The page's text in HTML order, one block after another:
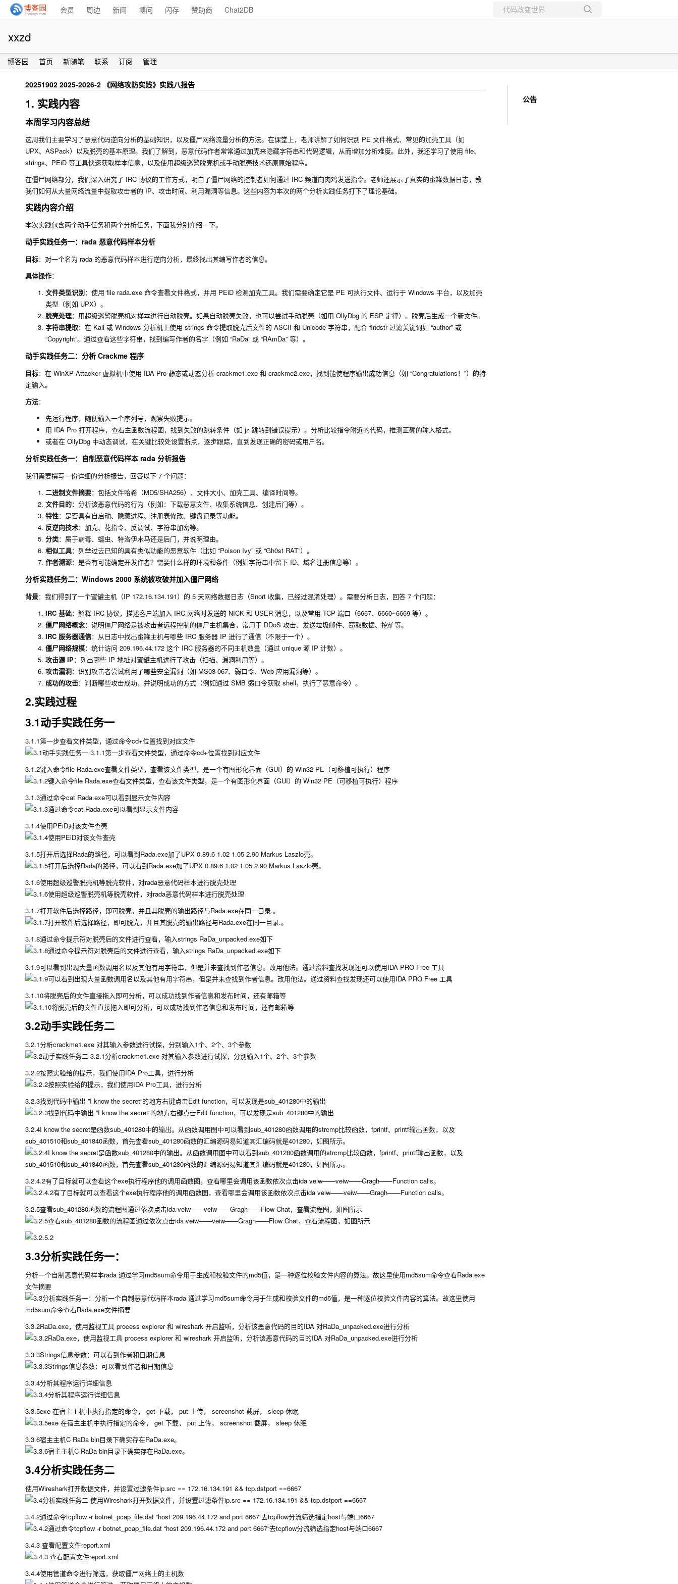
会员 周边 新闻 博问 闪存 赞助商 Chat2DB
xxzd
博客园 首页 新随笔 联系 订阅 管理
20251902 2025-2026-2 《网络攻防实践》实践八报告
1. 实践内容
本周学习内容总结
这周我们主要学习了恶意代码逆向分析的基础知识，以及僵尸网络流量分析的方法。在课堂上，老师讲解了如何识别 PE 文件格式、常见的加壳工具（如
UPX、ASPack）以及脱壳的基本原理。我们了解到，恶意代码作者常常通过加壳来隐藏字符串和代码逻辑，从而增加分析难度。此外，我还学习了使用 file、
strings、PEiD 等工具快速获取样本信息，以及使用超级巡警脱壳机或手动脱壳技术还原原始程序。
在僵尸网络部分，我们深入研究了 IRC 协议的工作方式，明白了僵尸网络的控制者如何通过 IRC 频道向肉鸡发送指令。老师还展示了真实的蜜罐数据日志，教
我们如何从大量网络流量中提取攻击者的 IP、攻击时间、利用漏洞等信息。这些内容为本次的两个分析实践任务打下了理论基础。
实践内容介绍
本次实践包含两个动手任务和两个分析任务，下面我分别介绍一下。
动手实践任务一：rada 恶意代码样本分析
目标：对一个名为 rada 的恶意代码样本进行逆向分析，最终找出其编写作者的信息。
具体操作：
文件类型识别：使用 file rada.exe 命令查看文件格式，并用 PEiD 检测加壳工具。我们需要确定它是 PE 可执行文件、运行于 Windows 平台，以及加壳
类型（例如 UPX）。
脱壳处理：用超级巡警脱壳机对样本进行自动脱壳。如果自动脱壳失败，也可以尝试手动脱壳（如用 OllyDbg 的 ESP 定律）。脱壳后生成一个新文件。
字符串提取：在 Kali 或 Windows 分析机上使用 strings 命令提取脱壳后文件的 ASCII 和 Unicode 字符串，配合 findstr过滤关键词如 “author” 或
“Copyright”。通过查看这些字符串，找到编写作者的名字（例如 “RaDa” 或 “RAmDa” 等）。
动手实践任务二：分析 Crackme 程序
目标：在 WinXP Attacker 虚拟机中使用 IDA Pro 静态或动态分析 crackme1.exe 和 crackme2.exe，找到能使程序输出成功信息（如 “Congratulations！”）的特
定输入。
方法：
先运行程序，随便输入一个序列号，观察失败提示。
用 IDA Pro 打开程序，查看主函数流程图，找到失败的跳转条件（如 jz 跳转到错误提示）。分析比较指令附近的代码，推测正确的输入格式。
或者在 OllyDbg 中动态调试，在关键比较处设置断点，逐步跟踪，直到发现正确的密码或用户名。
分析实践任务一：自制恶意代码样本 rada 分析报告
我们需要撰写一份详细的分析报告，回答以下 7 个问题：
二进制文件摘要：包括文件哈希（MD5/SHA256）、文件大小、加壳工具、编译时间等。
文件目的：分析该恶意代码的行为（例如：下载恶意文件、收集系统信息、创建后门等）。
特性：是否具有自启动、隐藏进程、注册表修改、键盘记录等功能。
反逆向技术：加壳、花指令、反调试、字符串加密等。
分类：属于病毒、蠕虫、特洛伊木马还是后门，并说明理由。
相似工具：列举过去已知的具有类似功能的恶意软件（比如 “Poison Ivy” 或 “Gh0st RAT”）。
作者溯源：是否有可能确定开发作者？需要什么样的环境和条件（例如字符串中留下 ID、域名注册信息等）。
分析实践任务二：Windows 2000 系统被攻破并加入僵尸网络
背景：我们得到了一个蜜罐主机（IP 172.16.134.191）的 5 天网络数据日志（Snort 收集，已经过混淆处理）。需要分析日志，回答 7 个问题：
IRC 基础：解释 IRC 协议，描述客户端加入 IRC 网络时发送的 NICK 和 USER 消息，以及常用 TCP 端口（6667、6660~6669 等）。
僵尸网络概念：说明僵尸网络是被攻击者远程控制的僵尸主机集合，常用于 DDoS 攻击、发送垃圾邮件、窃取数据、挖矿等。
IRC 服务器通信：从日志中找出蜜罐主机与哪些 IRC 服务器 IP 进行了通信（不限于一个）。
僵尸网络规模：统计访问 209.196.44.172 这个 IRC 服务器的不同主机数量（通过 unique 源 IP 计数）。
攻击源 IP：列出哪些 IP 地址对蜜罐主机进行了攻击（扫描、漏洞利用等）。
攻击漏洞：识别攻击者尝试利用了哪些安全漏洞（如 MS08-067、弱口令、Web 应用漏洞等）。
成功的攻击：判断哪些攻击成功，并说明成功的方式（例如通过 SMB 弱口令获取 shell，执行了恶意命令）。
2.实践过程
3.1动手实践任务一
3.1.1第一步查看文件类型，通过命令cd+位置找到对应文件
3.1.2键入命令file Rada.exe查看文件类型，查看该文件类型，是一个有图形化界面（GUI）的 Win32 PE（可移植可执行）程序
3.1.3通过命令cat Rada.exe可以看到显示文件内容
3.1.4使用PEiD对该文件查壳
3.1.5打开后选择Rada的路径，可以看到Rada.exe加了UPX 0.89.6 1.02 1.05 2.90 Markus Laszlo壳。
3.1.6使用超级巡警脱壳机等脱壳软件，对rada恶意代码样本进行脱壳处理
3.1.7打开软件后选择路径，即可脱壳，并且其脱壳的输出路径与Rada.exe在同一目录.。
3.1.8通过命令提示符对脱壳后的文件进行查看，输入strings RaDa_unpacked.exe如下
3.1.9可以看到出现大量函数调用名以及其他有用字符串，但是并未查找到作者信息。改用他法。通过资料查找发现还可以使用IDA PRO Free 工具
3.1.10将脱壳后的文件直接拖入即可分析，可以成功找到作者信息和发布时间，还有邮箱等
3.2动手实践任务二
3.2.1分析crackme1.exe 对其输入参数进行试探，分别输入1个、2个、3个参数
3.2.2按照实验给的提示，我们使用IDA Pro工具，进行分析
3.2.3找到代码中输出 ”I know the secret“的地方右键点击Edit function，可以发现是sub_401280中的输出
3.2.4I know the secret是函数sub_401280中的输出。从函数调用图中可以看到sub_401280函数调用的strcmp比较函数，fprintf、printf输出函数，以及
sub_401510和sub_401840函数，首先查看sub_401280函数的汇编源码易知道其汇编码就是401280，如图所示。
3.2.4.2有了目标就可以查看这个exe执行程序他的调用函数图，查看哪里会调用该函数依次点击ida veiw——veiw——Gragh——Function calls。
3.2.5查看sub_401280函数的流程图通过依次点击ida veiw——veiw——Gragh——Flow Chat，查看流程图，如图所示
3.3分析实践任务一：
分析一个自制恶意代码样本rada 通过学习md5sum命令用于生成和校验文件的md5值，是一种逐位校验文件内容的算法。故这里使用md5sum命令查看Rada.exe
文件摘要
3.3.2RaDa.exe，使用监视工具 process explorer 和 wireshark 开启监听，分析该恶意代码的目的IDA 对RaDa_unpacked.exe进行分析
3.3.3Strings信息参数：可以看到作者和日期信息
3.3.4分析其程序运行详细信息
3.3.5exe 在宿主主机中执行指定的命令， get 下载， put 上传， screenshot 截屏， sleep 休眠
3.3.6宿主主机C RaDa bin目录下确实存在RaDa.exe。
3.4分析实践任务二
使用Wireshark打开数据文件，并设置过滤条件ip.src == 172.16.134.191 && tcp.dstport ==6667
3.4.2通过命令tcpflow -r botnet_pcap_file.dat “host 209.196.44.172 and port 6667“去tcpflow分流筛选指定host与端口6667
3.4.3 查看配置文件report.xml
3.4.4使用管道命令进行筛选，获取僵尸网络上的主机数
公告